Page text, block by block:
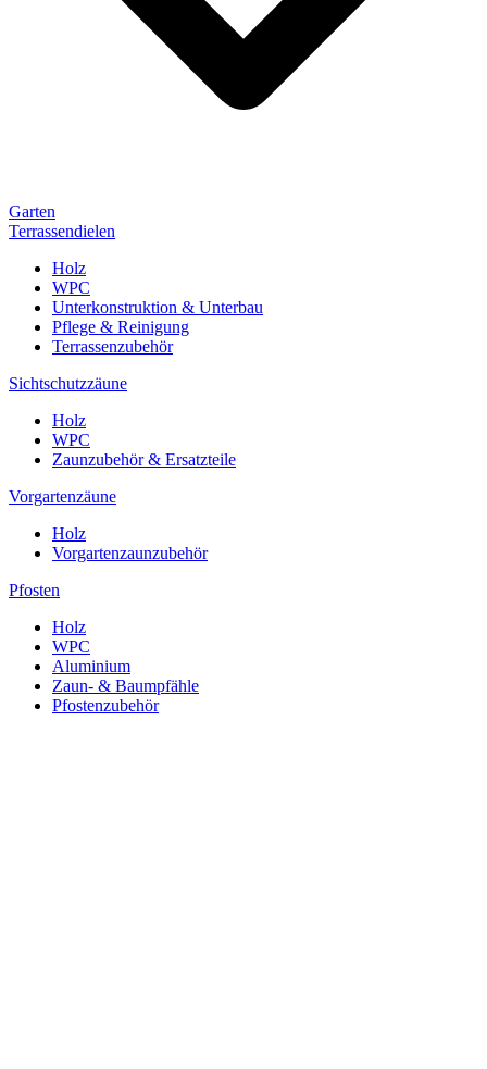
Garten
Terrassendielen
Holz
WPC
Unterkonstruktion & Unterbau
Pflege & Reinigung
Terrassenzubehör
Sichtschutzzäune
Holz
WPC
Zaunzubehör & Ersatzteile
Vorgartenzäune
Holz
Vorgartenzaunzubehör
Pfosten
Holz
WPC
Aluminium
Zaun- & Baumpfähle
Pfostenzubehör